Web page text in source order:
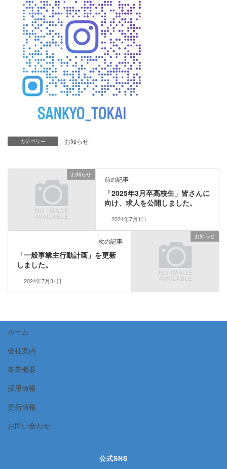
カテゴリー お知らせ
お知らせ
前の記事
「2025年3月卒高校生」皆さんに
向け、求人を公開しました。
2024年7月1日
お知らせ
次の記事
「一般事業主行動計画」を更新
しました。
2024年7月31日
ホーム
会社案内
事業概要
採用情報
更新情報
お問い合わせ
公式SNS